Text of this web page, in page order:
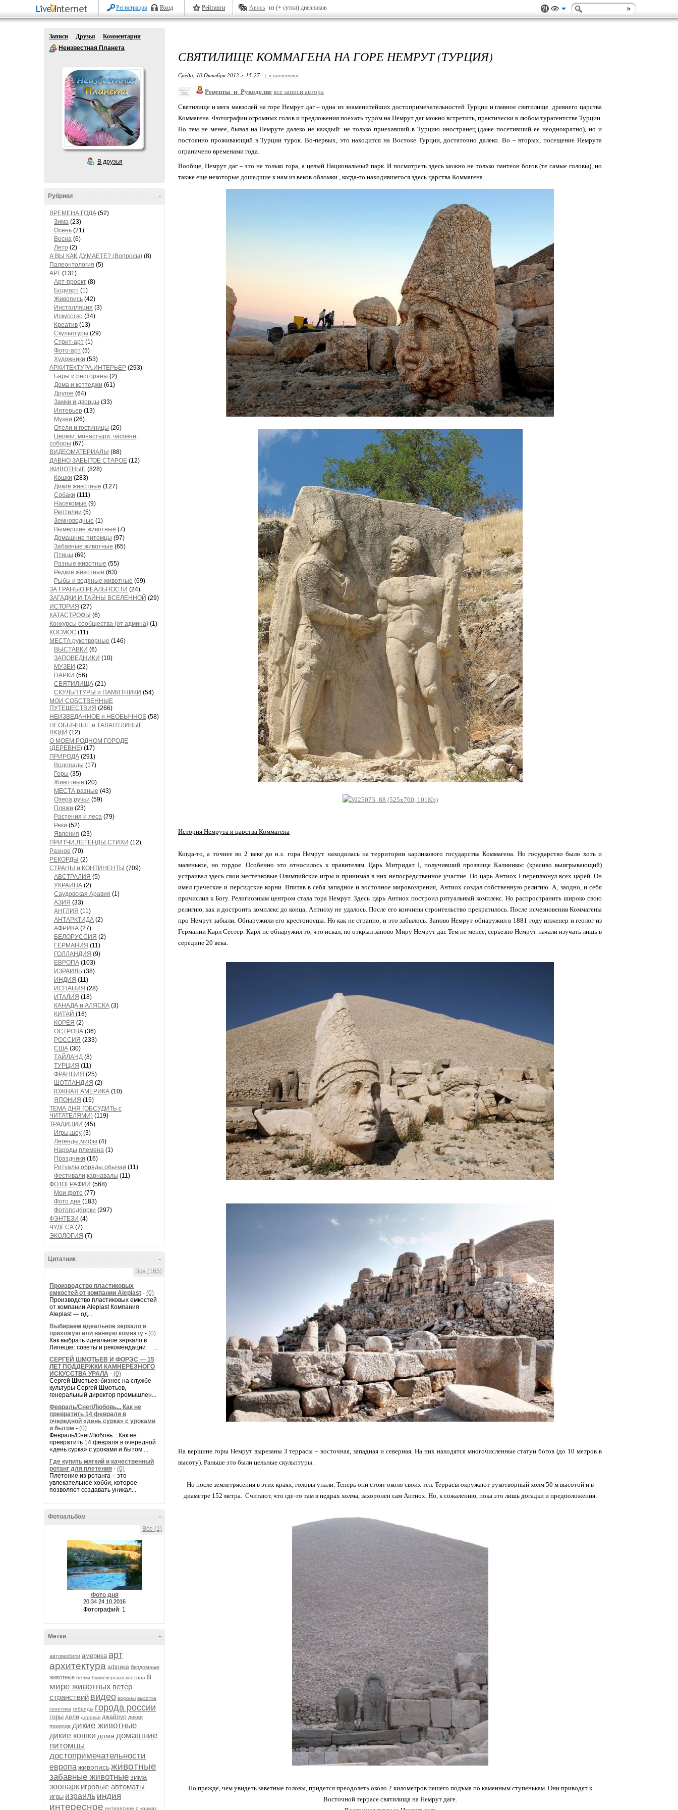
Регистрация Вход Рейтинги Авось из (+ сутки) дневников
Записи Друзья
Комментарии
Неизвестная Планета
В друзья
-
Рубрики
ВРЕМЕНА ГОДА (52)
Зима (23)
Осень (21)
Весна (6)
Лето (2)
А ВЫ КАК ДУМАЕТЕ? (Вопросы) (8)
Палеонтология (5)
АРТ (131)
Арт-проект (8)
Бодиарт (1)
Живопись (42)
Инсталляция (3)
Искусство (34)
Креатив (13)
Скульптуры (29)
Стрит-арт (1)
Фото-арт (5)
Художники (53)
АРХИТЕКТУРА,ИНТЕРЬЕР (293)
Бары и рестораны (2)
Дома и коттеджи (61)
Другое (64)
Замки и дворцы (33)
Интерьер (13)
Музеи (26)
Отели и гостиницы (26)
Церкви, монастыри, часовни,
соборы (67)
ВИДЕОМАТЕРИАЛЫ (88)
ДАВНО ЗАБЫТОЕ СТАРОЕ (12)
ЖИВОТНЫЕ (828)
Кошки (283)
Дикие животные (127)
Собаки (111)
Насекомые (9)
Рептилии (5)
Земноводные (1)
Вымершие животные (7)
Домашние питомцы (97)
Забавные животные (65)
Птицы (69)
Разные животные (55)
Редкие животные (63)
Рыбы и водяные животные (69)
ЗА ГРАНЬЮ РЕАЛЬНОСТИ (24)
ЗАГАДКИ И ТАЙНЫ ВСЕЛЕННОЙ (29)
ИСТОРИЯ (27)
КАТАСТРОФЫ (6)
Конкурсы сообщества (от админа) (1)
КОСМОС (11)
МЕСТА рукотворные (146)
ВЫСТАВКИ (6)
ЗАПОВЕДНИКИ (10)
МУЗЕИ (22)
ПАРКИ (56)
СВЯТИЛИЩА (21)
СКУЛЬПТУРЫ и ПАМЯТНИКИ (54)
МОИ СОБСТВЕННЫЕ
ПУТЕШЕСТВИЯ (266)
НЕИЗВЕДАННОЕ и НЕОБЫЧНОЕ (58)
НЕОБЫЧНЫЕ и ТАЛАНТЛИВЫЕ
ЛЮДИ (12)
О МОЕМ РОДНОМ ГОРОДЕ
(ДЕРЕВНЕ) (17)
ПРИРОДА (291)
Водопады (17)
Горы (35)
Животные (20)
МЕСТА разные (43)
Озера,ручьи (59)
Пляжи (23)
Растения и леса (79)
Реки (52)
Явления (23)
ПРИТЧИ,ЛЕГЕНДЫ,СТИХИ (12)
Разное (70)
РЕКОРДЫ (2)
СТРАНЫ и КОНТИНЕНТЫ (709)
АВСТРАЛИЯ (5)
УКРАИНА (2)
Саудовская Аравия (1)
АЗИЯ (33)
АНГЛИЯ (11)
АНТАРКТИДА (2)
АФРИКА (27)
БЕЛОРУССИЯ (2)
ГЕРМАНИЯ (11)
ГОЛЛАНДИЯ (9)
ЕВРОПА (103)
ИЗРАИЛЬ (38)
ИНДИЯ (11)
ИСПАНИЯ (28)
ИТАЛИЯ (18)
КАНАДА и АЛЯСКА (3)
КИТАЙ (16)
КОРЕЯ (2)
ОСТРОВА (36)
РОССИЯ (233)
США (30)
ТАЙЛАНД (8)
ТУРЦИЯ (11)
ФРАНЦИЯ (25)
ШОТЛАНДИЯ (2)
ЮЖНАЯ АМЕРИКА (10)
ЯПОНИЯ (15)
ТЕМА ДНЯ (ОБСУДИТЬ с
ЧИТАТЕЛЯМИ) (119)
ТРАДИЦИИ (45)
Игры,шоу (3)
Легенды,мифы (4)
Народы,племена (1)
Праздники (16)
Ритуалы,обряды,обычаи (11)
Фестивали,карнавалы (11)
ФОТОГРАФИИ (568)
Мои фото (77)
Фото дня (183)
Фотоподборки (297)
ФЭНТЕЗИ (4)
ЧУДЕСА (7)
ЭКОЛОГИЯ (7)
-
Цитатник
Все (165)
Производство пластиковых
емкостей от компании Aleplast - (0)
Производство пластиковых емкостей
от компании Aleplast Компания
Aleplast — од...
Выбираем идеальное зеркало в
прихожую или ванную комнату - (0)
Как выбрать идеальное зеркало в
Липецке: советы и рекомендации ...
СЕРГЕЙ ШМОТЬЕВ И ФОРЭС — 15
ЛЕТ ПОДДЕРЖКИ КАМНЕРЕЗНОГО
ИСКУССТВА УРАЛА - (0)
Сергей Шмотьев: бизнес на службе
культуры Сергей Шмотьев,
генеральный директор промышлен...
Февраль/Снег/Любовь... Как не
превратить 14 февраля в
очередной «день сурка» с уроками
и бытом - (0)
Февраль/Снег/Любовь... Как не
превратить 14 февраля в очередной
«день сурка» с уроками и бытом ...
Где купить мягкий и качественный
ротанг для плетения - (0)
Плетение из ротанга – это
увлекательное хобби, которое
позволяет создавать уникал...
-
Фотоальбом
Все (1)
Фото дня
20:34 24.10.2016
Фотографий: 1
-
Метки
автомобили америка арт
архитектура африка бездомные
животные белки букмекерская контора в
мире животных ветер
странствий видео вороны высотка
генетика гибриды города россии
горы дели деревья джайпур дикая
природа дикие животные
дикие кошки дома домашние
питомцы
достопримечательности
европа живописьживотные
забавные животныезима
зоопарк игровые автоматы
игры израиль индия
интересное интересное о кошках
СВЯТИЛИЩЕ КОММАГЕНА НА ГОРЕ НЕМРУТ (ТУРЦИЯ)
Среда, 10 Октября 2012 г. 15:27 + в цитатник
Рецепты_и_Рукоделие все записи автора
Святилище и мега мавзолей на горе Немрут даг – одна из знаменитейших достопримечательностей Турции и главное святилище древнего царства
Коммагена. Фотографии огромных голов и предложения поехать туром на Немрут даг можно встретить, практически в любом турагентстве Турции.
Но тем не менее, бывал на Немруте далеко не каждый: не только приехавший в Турцию иностранец (даже посетивший ее неоднократно), но и
постоянно проживающий в Турции турок. Во-первых, это находится на Востоке Турции, достаточно далеко. Во – вторых, посещение Немрута
ограничено временами года.
Вообще, Немрут даг – это не только гора, а целый Национальный парк. И посмотреть здесь можно не только пантеон богов (те самые головы), но
также еще некоторые дошедшие к нам из веков обломки , когда-то находившегося здесь царства Коммагена.
История Немрута и царства Коммагена
Когда-то, а точнее во 2 веке до н.э. гора Немрут находилась на территории карликового государства Коммагена. Но государство было хоть и
маленькое, но гордое. Особенно это относилось к правителям. Царь Митридат I, получивший прозвище Калиникос (красиво выигрывающий)
устраивал здесь свои местечковые Олимпийские игры и принимал в них непосредственное участие. Но царь Антиох I переплюнул всех царей. Он
имел греческие и персидские корни. Впитав в себя западное и восточное мировоззрения, Антиох создал собственную религию. А, заодно, и себя
причислил к Богу. Религиозным центром стала гора Немрут. Здесь царь Антиох построил ритуальный комплекс. Но распространить широко свою
религию, как и достроить комплекс до конца, Антиоху не удалось. После его кончины строительство прекратилось. После исчезновения Коммагены
про Немрут забыли. Обнаружили его крестоносцы. Но как не странно, и это забылось. Заново Немрут обнаружил в 1881 году инженер и геолог из
Германии Карл Сестер. Карл не обнаружил то, что искал, но открыл заново Миру Немрут даг. Тем не менее, серьезно Немрут начали изучать лишь в
середине 20 века.
На вершине горы Немрут вырезаны 3 террасы – восточная, западная и северная. На них находятся многочисленные статуи богов (до 10 метров в
высоту). Раньше это были цельные скульптуры.
Но после землетрясения в этих краях, головы упали. Теперь они стоят около своих тел. Террасы окружают рукотворный холм 50 м высотой и в
диаметре 152 метра. Считают, что где-то там в недрах холма, захоронен сам Антиох. Но, к сожалению, пока это лишь догадки и предположения.
Но прежде, чем увидеть заветные головы, придется преодолеть около 2 километров пешего подъма по каменным ступенькам. Они приводят к
Восточной террасе святилища на Немрут даге.